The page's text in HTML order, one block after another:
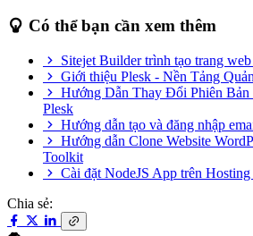
Có thể bạn cần xem thêm
Sitejet Builder trình tạo trang
Giới thiệu Plesk - Nền Tảng
Hướng Dẫn Thay Đổi Phiên Bản
Plesk
Hướng dẫn tạo và đăng nhập
Hướng dẫn Clone Website
Toolkit
Cài đặt NodeJS App trên Hosting
Chia sẻ: